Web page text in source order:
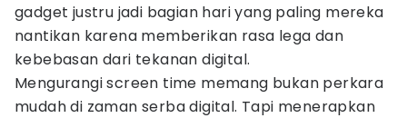
gadget justru jadi bagian hari yang paling mereka
nantikan karena memberikan rasa lega dan
kebebasan dari tekanan digital.
Mengurangi screen time memang bukan perkara
mudah di zaman serba digital. Tapi menerapkan